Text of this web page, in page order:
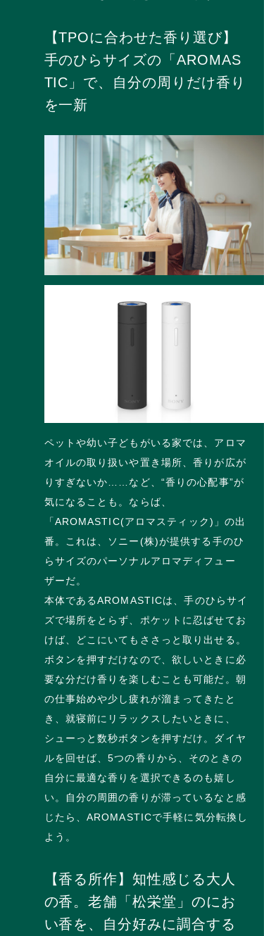
【TPOに合わせた香り選び】
手のひらサイズの「AROMAS
TIC」で、自分の周りだけ香り
を一新
ペットや幼い子どもがいる家では、アロマ
オイルの取り扱いや置き場所、香りが広が
りすぎないか……など、“香りの心配事”が
気になることも。ならば、
「AROMASTIC(アロマスティック)」の出
番。これは、ソニー(株)が提供する手のひ
らサイズのパーソナルアロマディフュー
ザーだ。
本体であるAROMASTICは、手のひらサイ
ズで場所をとらず、ポケットに忍ばせてお
けば、どこにいてもささっと取り出せる。
ボタンを押すだけなので、欲しいときに必
要な分だけ香りを楽しむことも可能だ。朝
の仕事始めや少し疲れが溜まってきたと
き、就寝前にリラックスしたいときに、
シューっと数秒ボタンを押すだけ。ダイヤ
ルを回せば、5つの香りから、そのときの
自分に最適な香りを選択できるのも嬉し
い。自分の周囲の香りが滞っているなと感
じたら、AROMASTICで手軽に気分転換し
よう。
【香る所作】知性感じる大人
の香。老舗「松栄堂」のにお
い香を、自分好みに調合する